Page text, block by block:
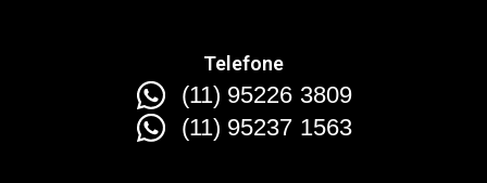
Telefone
(11) 95226 3809
(11) 95237 1563